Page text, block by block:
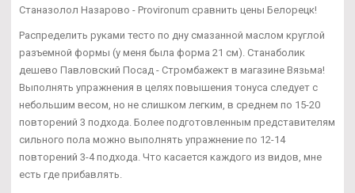
Станазолол Назарово - Provironum сравнить цены Белорецк!
Распределить руками тесто по дну смазанной маслом круглой
разъемной формы (у меня была форма 21 см). Станаболик
дешево Павловский Посад - Стромбажект в магазине Вязьма!
Выполнять упражнения в целях повышения тонуса следует с
небольшим весом, но не слишком легким, в среднем по 15-20
повторений 3 подхода. Более подготовленным представителям
сильного пола можно выполнять упражнение по 12-14
повторений 3-4 подхода. Что касается каждого из видов, мне
есть где прибавлять.